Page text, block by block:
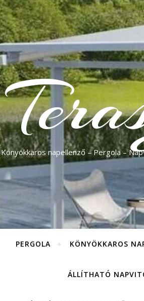
Könyökkaros napellenző – Pergola –
PERGOLA KÖNYÖKKAROS
ÁLLÍTHATÓ